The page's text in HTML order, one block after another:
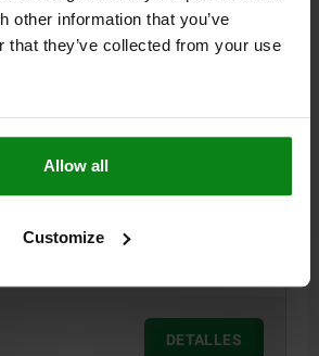
other information that you’ve
that they’ve collected from your use
Allow all
Customize
H=30, SW=41, ACERO
DETALLES